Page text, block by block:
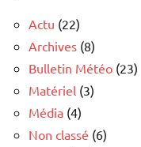
Actu (22)
Archives (8)
Bulletin Météo (23)
Matériel (3)
Média (4)
Non classé (6)